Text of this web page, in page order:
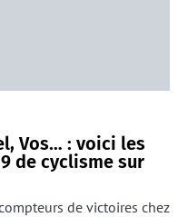
Vos… : voici les
de cyclisme sur
de victoires chez